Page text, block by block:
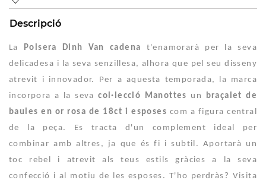
Descripció
La Polsera Dinh Van cadena t'enamorarà per la seva
delicadesa i la seva senzillesa, alhora que pel seu disseny
atrevit i innovador. Per a aquesta temporada, la marca
incorpora a la sevacol·lecció Manottes un braçalet de
baules en or rosa de 18ct i esposes com a figura central
de la peça. Es tracta d'un complement ideal per
combinar amb altres, ja que és fi i subtil. Aportarà un
toc rebel i atrevit als teus estils gràcies a la seva
confecció i al motiu de les esposes. T'ho perdràs? Visita